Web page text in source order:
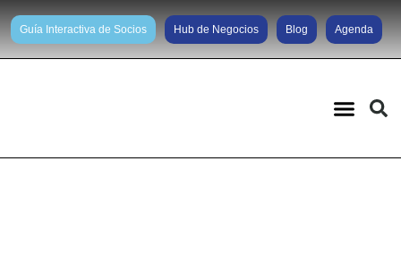
Guía Interactiva de Socios Hub de Negocios Blog Agenda